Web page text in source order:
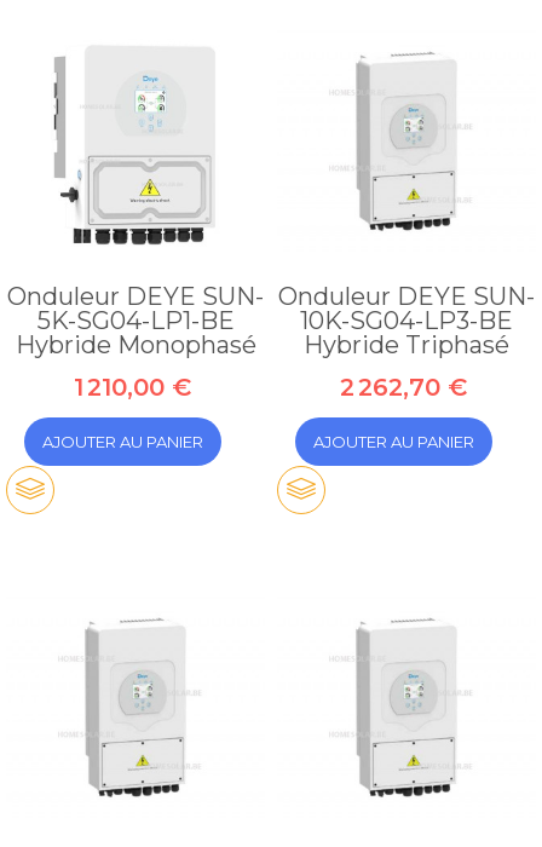
Onduleur DEYE SUN-
5K-SG04-LP1-BE
Hybride Monophasé
1 210,00 €
AJOUTER AU PANIER
Onduleur DEYE SUN-
10K-SG04-LP3-BE
Hybride Triphasé
2 262,70 €
AJOUTER AU PANIER